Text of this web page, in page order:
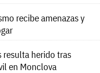
recibe amenazas y
resulta herido tras
en Monclova